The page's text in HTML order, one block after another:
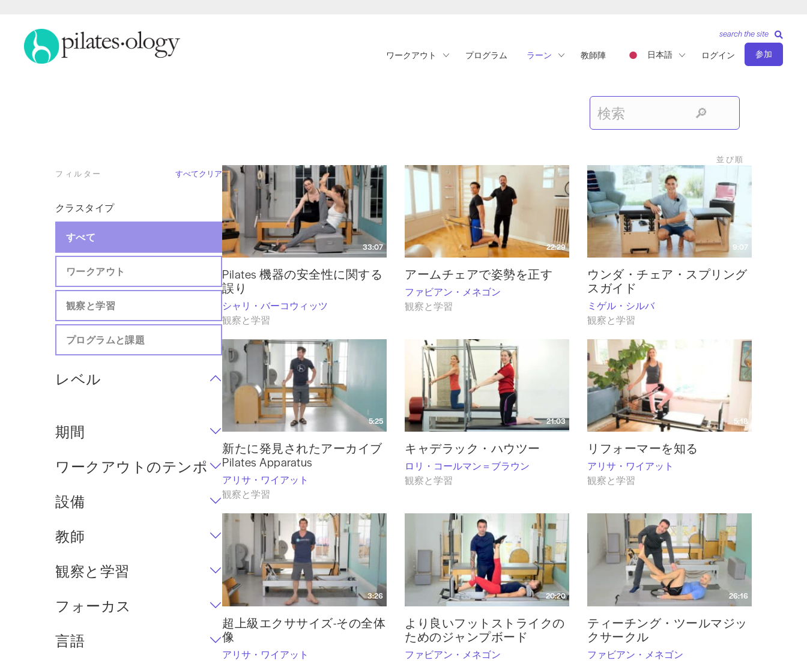
ワークアウト プログラム ラーン 教師陣 日本語 ログイン 参加
search the site
フィルター すべてクリア
クラスタイプ
すべて
ワークアウト
観察と学習
プログラムと課題
レベル
期間
ワークアウトのテンポ
設備
教師
観察と学習
フォーカス
言語
並び順
33:07
Pilates 機器の安全性に関する
誤り
シャリ・バーコウィッツ
観察と学習
22:29
アームチェアで姿勢を正す
ファビアン・メネゴン
観察と学習
9:07
ウンダ・チェア・スプリング
スガイド
ミゲル・シルバ
観察と学習
5:25
新たに発見されたアーカイブ
Pilates Apparatus
アリサ・ワイアット
観察と学習
21:03
キャデラック・ハウツー
ロリ・コールマン＝ブラウン
観察と学習
5:18
リフォーマーを知る
アリサ・ワイアット
観察と学習
3:26
超上級エクササイズ-その全体
像
アリサ・ワイアット
20:20
より良いフットストライクの
ためのジャンプボード
ファビアン・メネゴン
26:16
ティーチング・ツールマジッ
クサークル
ファビアン・メネゴン